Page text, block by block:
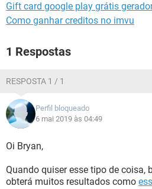
Gift card google play grátis
Como ganhar creditos no imvu
1 Respostas
RESPOSTA 1 / 1
Perfil bloqueado
6 mai 2019 às 04:49
Oi Bryan,
Quando quiser esse tipo de coisa,
obterá muitos resultados como